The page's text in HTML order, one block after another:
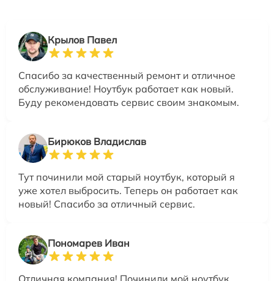
Крылов Павел
Спасибо за качественный ремонт и отличное
обслуживание! Ноутбук работает как новый.
Буду рекомендовать сервис своим знакомым.
Бирюков Владислав
Тут починили мой старый ноутбук, который я
уже хотел выбросить. Теперь он работает как
новый! Спасибо за отличный сервис.
Пономарев Иван
Отличная компания! Починили мой ноутбук